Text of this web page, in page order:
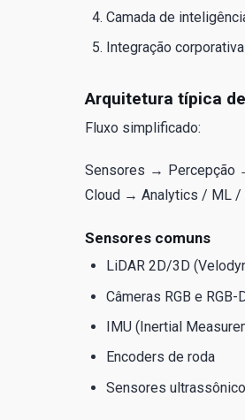
Camada de
Integração
Arquitetura típica
Fluxo simplificado:
Sensores → Percepção
Cloud → Analytics / ML /
Sensores comuns
LiDAR 2D/3D
Câmeras RGB e RGB-
IMU (Inertial
Encoders de roda
Sensores